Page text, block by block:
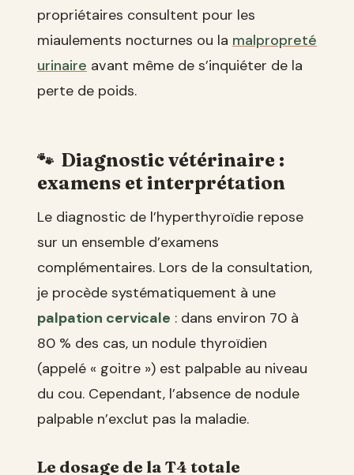
propriétaires consultent pour les
miaulements nocturnes ou la malpropreté
urinaire avant même de s’inquiéter de la
perte de poids.
Diagnostic vétérinaire :
examens et interprétation
Le diagnostic de l’hyperthyroïdie repose
sur un ensemble d’examens
complémentaires. Lors de la consultation,
je procède systématiquement à une
palpation cervicale : dans environ 70 à
80 % des cas, un nodule thyroïdien
(appelé « goitre ») est palpable au niveau
du cou. Cependant, l’absence de nodule
palpable n’exclut pas la maladie.
Le dosage de la T4 totale